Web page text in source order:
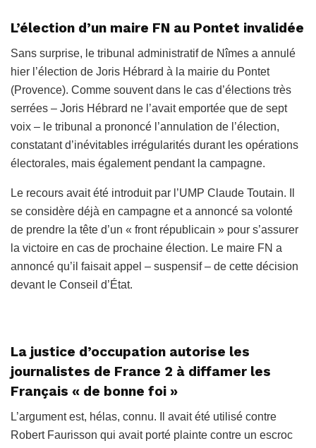
L’élection d’un maire FN au Pontet invalidée
Sans surprise, le tribunal administratif de Nîmes a annulé
hier l’élection de Joris Hébrard à la mairie du Pontet
(Provence). Comme souvent dans le cas d’élections très
serrées – Joris Hébrard ne l’avait emportée que de sept
voix – le tribunal a prononcé l’annulation de l’élection,
constatant d’inévitables irrégularités durant les opérations
électorales, mais également pendant la campagne.
Le recours avait été introduit par l’UMP Claude Toutain. Il
se considère déjà en campagne et a annoncé sa volonté
de prendre la tête d’un « front républicain » pour s’assurer
la victoire en cas de prochaine élection. Le maire FN a
annoncé qu’il faisait appel – suspensif – de cette décision
devant le Conseil d’État.
La justice d’occupation autorise les
journalistes de France 2 à diffamer les
Français « de bonne foi »
L’argument est, hélas, connu. Il avait été utilisé contre
Robert Faurisson qui avait porté plainte contre un escroc